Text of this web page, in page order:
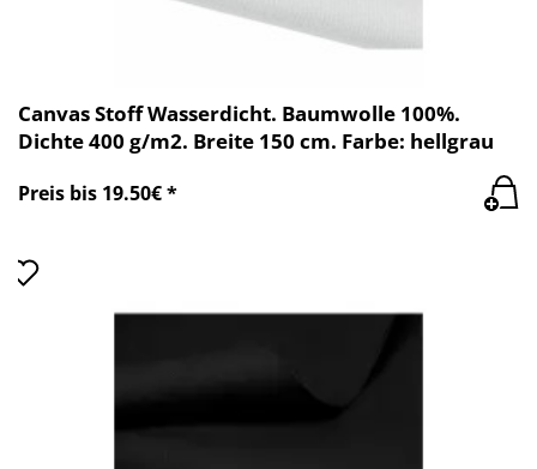
Canvas Stoff Wasserdicht. Baumwolle 100%.
Dichte 400 g/m2. Breite 150 cm. Farbe: hellgrau
Preis bis 19.50€ *